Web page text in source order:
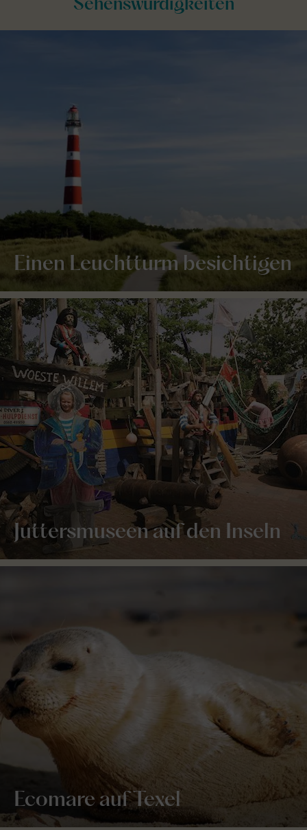
Sehenswürdigkeiten
Einen Leuchtturm besichtigen
Juttersmuseen auf den Inseln
Ecomare auf Texel